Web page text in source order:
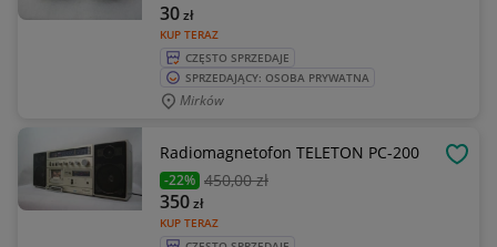
KUP TERAZ
30zł
CZĘSTO SPRZEDAJE
SPRZEDAJĄCY: OSOBA PRYWATNA
Mirków
Radiomagnetofon TELETON PC-200
-22% 450,00 zł
KUP TERAZ
350zł